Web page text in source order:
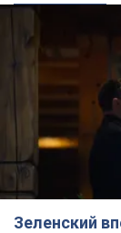
Зеленский